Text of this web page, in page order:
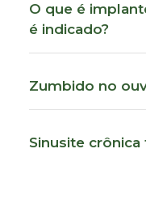
O que é
é indicado?
Zumbido no
Sinusite